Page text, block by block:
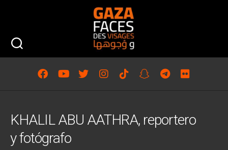
KHALIL ABU AATHRA, reportero
y fotógrafo